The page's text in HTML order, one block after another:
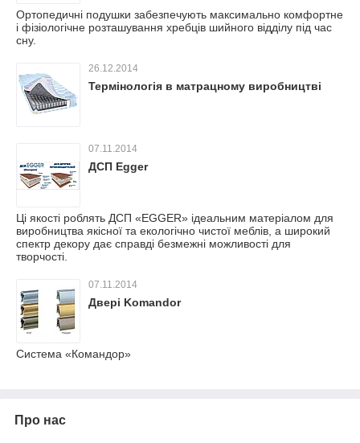
Ортопедичні подушки забезпечують максимально комфортне
і фізіологічне розташування хребців шийного відділу під час
сну.
26.12.2014
Термінологія в матрацному виробництві
07.11.2014
ДСП Egger
Ці якості роблять ДСП «EGGER» ідеальним матеріалом для
виробництва якісної та екологічно чистої меблів, а широкий
спектр декору дає справді безмежні можливості для
творчості.
07.11.2014
Двері Komandor
Система «Командор»
Про нас